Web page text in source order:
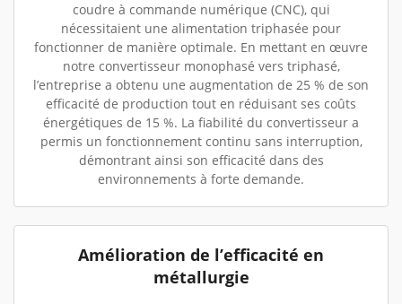
coudre à commande numérique (CNC), qui
nécessitaient une alimentation triphasée pour
fonctionner de manière optimale. En mettant en œuvre
notre convertisseur monophasé vers triphasé,
l’entreprise a obtenu une augmentation de 25 % de son
efficacité de production tout en réduisant ses coûts
énergétiques de 15 %. La fiabilité du convertisseur a
permis un fonctionnement continu sans interruption,
démontrant ainsi son efficacité dans des
environnements à forte demande.
Amélioration de l’efficacité en
métallurgie